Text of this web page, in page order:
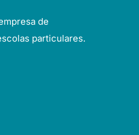
de
particulares.